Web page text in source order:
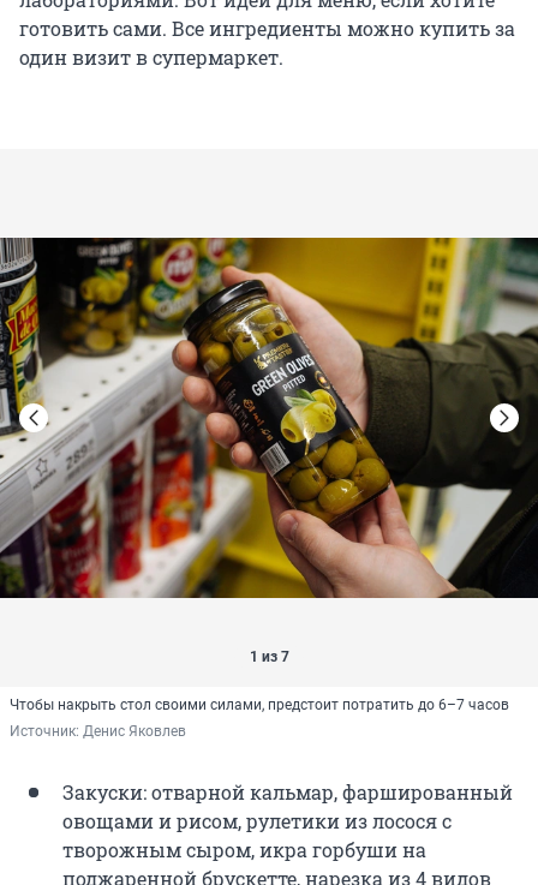
готовить сами. Все ингредиенты можно купить за
один визит в супермаркет.
1 из 7
Чтобы накрыть стол своими силами, предстоит потратить до 6–7 часов
Источник: Денис Яковлев
Закуски: отварной кальмар, фаршированный
овощами и рисом, рулетики из лосося с
творожным сыром, икра горбуши на
поджаренной брускетте, нарезка из 4 видов